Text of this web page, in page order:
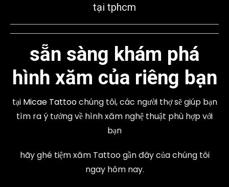
tại tphcm
sẵn sàng khám phá
hình xăm của riêng bạn
tại Micae Tattoochúng tôi, các người thợ sẽ giúp bạn
tìm ra ý tưởng về hình xăm nghệ thuật phù hợp với
bạn
hãy ghé tiệm xăm Tattoo gần đây của chúng tôi
ngay hôm nay.